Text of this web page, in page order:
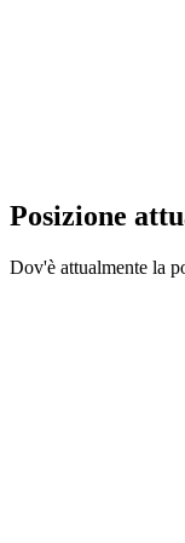
Posizione
Dov'è attualmente la